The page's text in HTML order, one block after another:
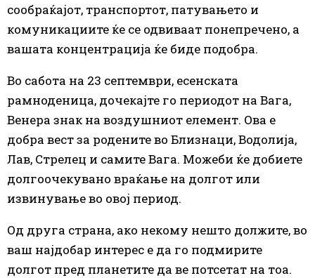
сообраќајот, транспортот, патувањето и
комуникациите ќе се одвиваат понепречено, а
вашата концентрација ќе биде подобра.
Во сабота на 23 септември, есенската
рамноденица, дочекајте го периодот на Вага,
Венера знак на воздушниот елемент. Ова е
добра вест за родените во Близнаци, Водолија,
Лав, Стрелец и самите Вага. Можеби ќе добиете
долгоочекувано враќање на долгот или
извинување во овој период.
Од друга страна, ако некому нешто должите, во
ваш најдобар интерес е да го подмирите
долгот пред планетите да ве потсетат на тоа.